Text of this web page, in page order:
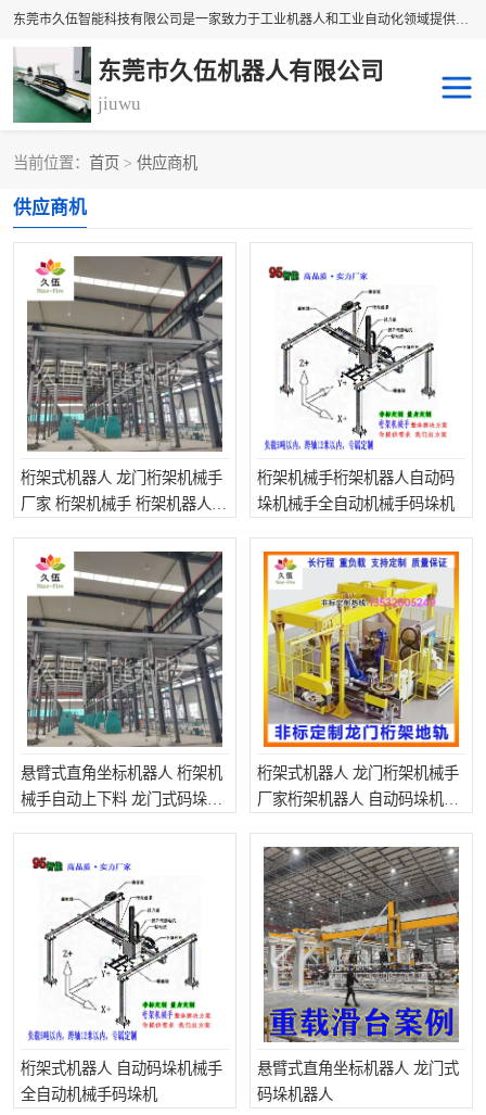
东莞市久伍智能科技有限公司是一家致力于工业机器人和工业自动化领域提供坐标机 械手解决方案的民族品牌企业。 本公司产品包括自动上下料机械手、多轴机械手、直线电机、精密定位滑台、线性滑台、重型模组、地轨等高精密传动组件。公司集设计，研发，制造及销售于一体的高科技企业。 将持续创新，更加专注于线性传动技术与产品研发，为您提供更、精密、可靠的产品与 技术，为中国自动化核心零部件做出贡献。
东莞市久伍机器人有限公司
jiuwu
当前位置： 首页 > 供应商机
供应商机
桁架式机器人 龙门桁架机械手
厂家 桁架机械手 桁架机器人
码垛机
桁架机械手桁架机器人自动码
垛机械手全自动机械手码垛机
悬臂式直角坐标机器人 桁架机
械手自动上下料 龙门式码垛机
桁架式机器人 龙门桁架机械手
厂家桁架机器人 自动码垛机械
桁架式机器人 自动码垛机械手
全自动机械手码垛机
悬臂式直角坐标机器人 龙门式
码垛机器人
桁架机械手 龙门桁架
码垛机器人 机器人机械手